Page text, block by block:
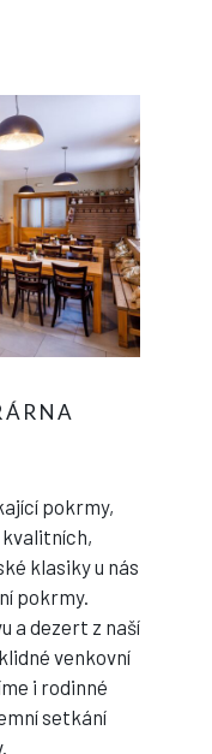
pokrmy,
klasiky u nás
pokrmy.
a dezert z naší
venkovní
i rodinné
setkání